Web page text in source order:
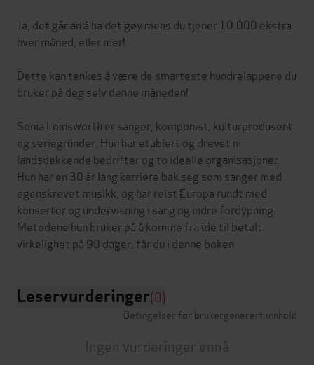
Ja, det går an å ha det gøy mens du tjener 10.000 ekstra
hver måned, eller mer!
Dette kan tenkes å være de smarteste hundrelappene du
bruker på deg selv denne måneden!
Sonia Loinsworth er sanger, komponist, kulturprodusent
og seriegründer. Hun har etablert og drevet ni
landsdekkende bedrifter og to ideelle organisasjoner.
Hun har en 30 år lang karriere bak seg som sanger med
egenskrevet musikk, og har reist Europa rundt med
konserter og undervisning i sang og indre fordypning.
Metodene hun bruker på å komme fra ide til betalt
Leservurderinger(0)
Betingelser for brukergenerert innhold
Ingen vurderinger ennå